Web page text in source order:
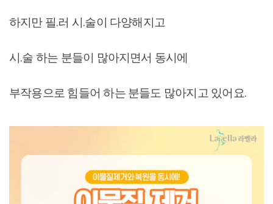
하지만 필.러 시.술이 다양해지고
시.술 하는 분들이 많아지면서 동시에
부작용으로 힘들어 하는 분들도 많아지고 있어요.